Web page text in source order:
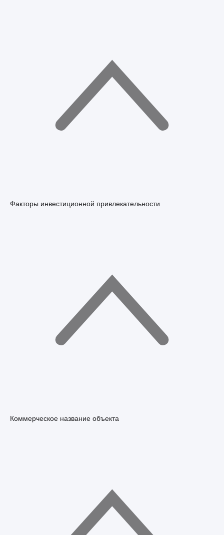
Факторы инвестиционной привлекательности
Коммерческое название объекта